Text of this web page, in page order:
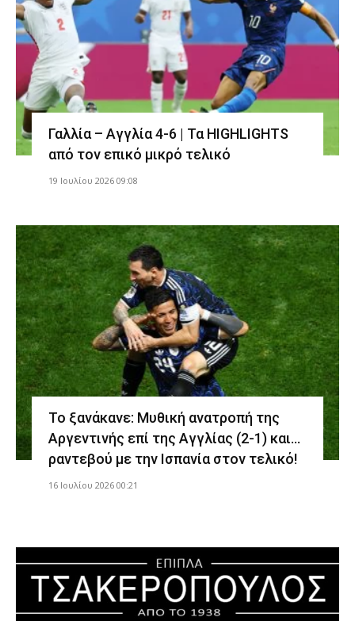
Γαλλία – Αγγλία 4-6 | Τα HIGHLIGHTS
από τον επικό μικρό τελικό
19 Ιουλίου 2026 09:08
Το ξανάκανε: Μυθική ανατροπή της
Αργεντινής επί της Αγγλίας (2-1) και…
ραντεβού με την Ισπανία στον τελικό!
16 Ιουλίου 2026 00:21